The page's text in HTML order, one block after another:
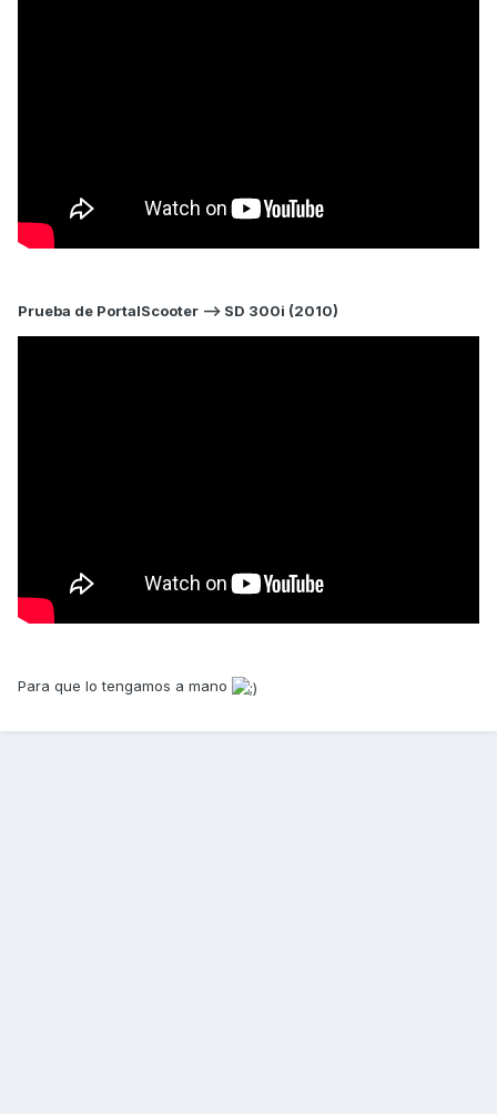
Prueba de PortalScooter --> SD 300i (2010)
Para que lo tengamos a mano